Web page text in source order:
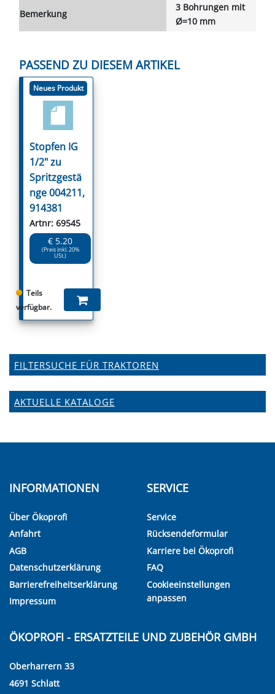
FILTERSUCHE FÜR TRAKTOREN
AKTUELLE KATALOGE
Bemerkung
3 Bohrungen mit
Ø=10 mm
PASSEND ZU DIESEM ARTIKEL
Neues Produkt
Stopfen IG
1/2" zu
Spritzgestä
nge 004211,
914381
Artnr: 69545
€ 5.20
(Preis inkl. 20%
USt.)
Teils
verfügbar.
INFORMATIONEN
Über Ökoprofi
Anfahrt
AGB
Datenschutzerklärung
Barrierefreiheitserklärung
Impressum
SERVICE
Service
Rücksendeformular
Karriere bei Ökoprofi
FAQ
Cookieeinstellungen
anpassen
ÖKOPROFI - ERSATZTEILE UND ZUBEHÖR GMBH
Oberharrern 33
4691 Schlatt